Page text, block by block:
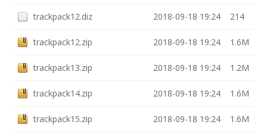
trackpack12.diz 2018-09-18 19:24 214
trackpack12.zip 2018-09-18 19:24 1.6M
trackpack13.zip 2018-09-18 19:24 1.2M
trackpack14.zip 2018-09-18 19:24 1.6M
trackpack15.zip 2018-09-18 19:24 1.6M